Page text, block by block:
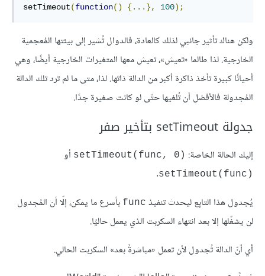
setTimeout(function() {...}, 100);
ولكن هناك تأثير جانبي لذلك كالعادة، فالدوال تُشير إلى بيئتها المُعجمية
الخارجية. لذا طالما «تعيش»، تعيش معها المتغيرات الخارجية أيضًا، وهي
أحيانًا كبيرة تأخذ ذاكرة أكبر من الدالة ذاتها. لذا، متى ما لم ترد تلك الدالة
المُجدولة فالأفضل أن تُلغيها حتّى لو كانت صغيرة جدًا.
جدولة setTimeout بتأخير صفر
إليك الحالة الخاصة: ‎setTimeout(func, 0)‎ أو
‎setTimeout(func)‎
.
يُجدول هذا التابِع ليحدث تنفيذ ‎func‎ بأسرع ما يمكن، إلّا أن المُجدول
لن يشغّلها إلا بعد انتهاء السكربت الذي يعمل حاليًا.
أي أنّ الدالة تُجدول لأن تعمل «مباشرةً بعد» السكربت الحالي.